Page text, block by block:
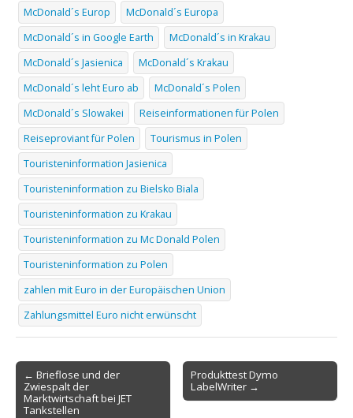
McDonald´s Europ
McDonald´s Europa
McDonald´s in Google Earth
McDonald´s in Krakau
McDonald´s Jasienica
McDonald´s Krakau
McDonald´s leht Euro ab
McDonald´s Polen
McDonald´s Slowakei
Reiseinformationen für Polen
Reiseproviant für Polen
Tourismus in Polen
Touristeninformation Jasienica
Touristeninformation zu Bielsko Biala
Touristeninformation zu Krakau
Touristeninformation zu Mc Donald Polen
Touristeninformation zu Polen
zahlen mit Euro in der Europäischen Union
Zahlungsmittel Euro nicht erwünscht
Post
navigation
← Brieflose und der
Zwiespalt der
Marktwirtschaft bei JET
Tankstellen
Produkttest Dymo
LabelWriter →